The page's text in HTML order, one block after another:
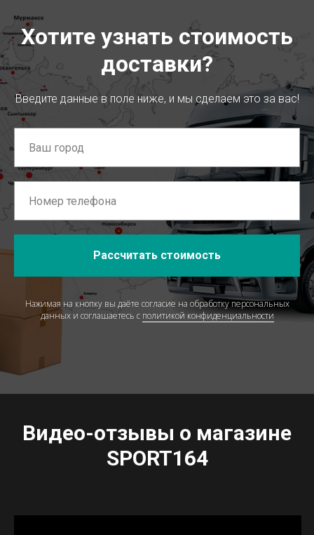
Хотите узнать стоимость
доставки?
Введите данные в поле ниже, и мы сделаем это за вас!
Рассчитать стоимость
Нажимая на кнопку вы даёте согласие на обработку персональных
данных и соглашаетесь c политикой конфиденциальности
Видео-отзывы о магазине
SPORT164